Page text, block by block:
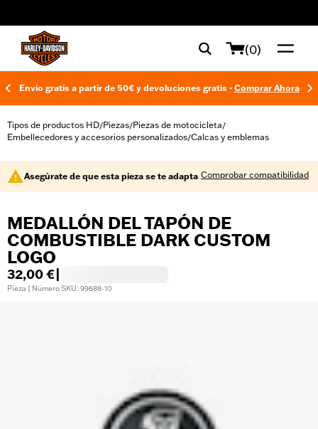
(0)
Envío gratis a partir de 50€ y devoluciones gratis - Comprar Ahora
Tipos de productos HD/Piezas/Piezas de motocicleta/
Embellecedores y accesorios personalizados/Calcas y emblemas
Asegúrate de que esta pieza se te adapta Comprobar compatibilidad
MEDALLÓN DEL TAPÓN DE
COMBUSTIBLE DARK CUSTOM
LOGO
32,00 €
Pieza | Número SKU: 99688-10